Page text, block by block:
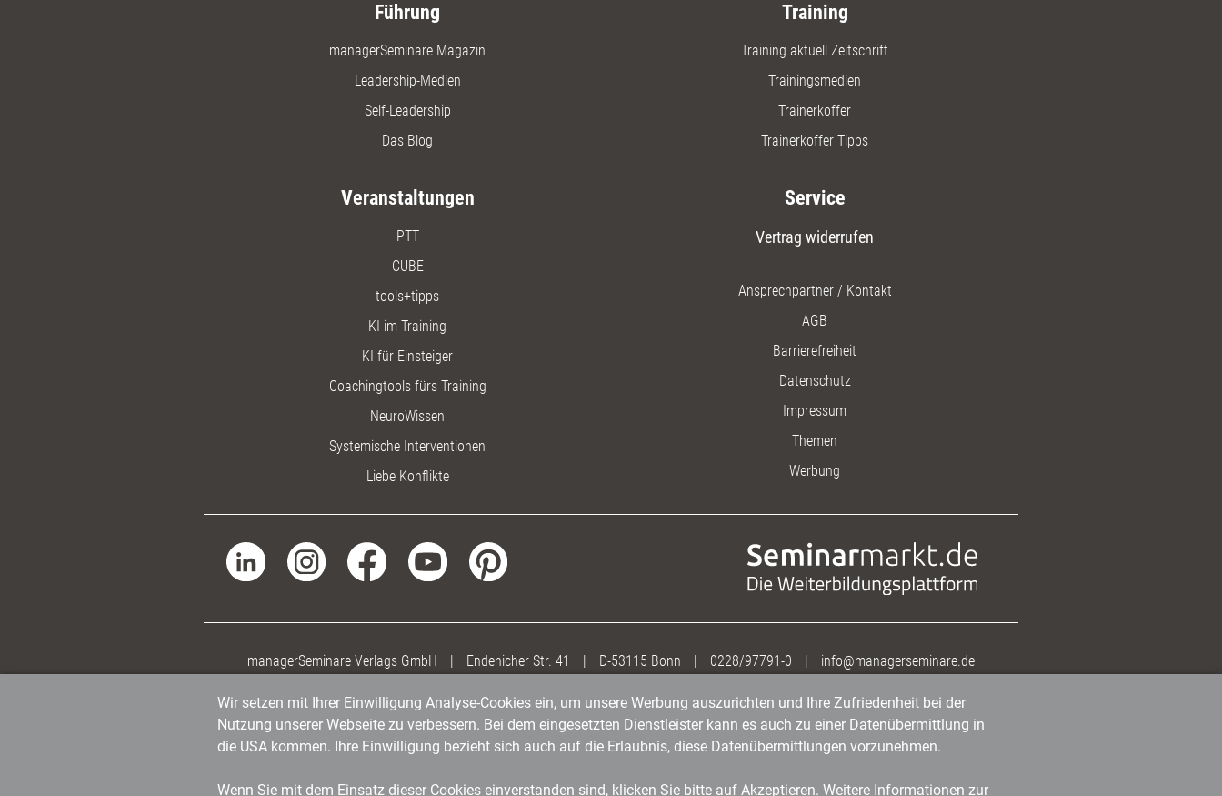
Führung
managerSeminare Magazin
Leadership-Medien
Self-Leadership
Das Blog
Training
Training aktuell Zeitschrift
Trainingsmedien
Trainerkoffer
Trainerkoffer Tipps
Veranstaltungen
PTT
CUBE
tools+tipps
KI im Training
KI für Einsteiger
Coachingtools fürs Training
NeuroWissen
Systemische Interventionen
Liebe Konflikte
Service
Vertrag widerrufen
Ansprechpartner / Kontakt
AGB
Barrierefreiheit
Datenschutz
Impressum
Themen
Werbung
managerSeminare Verlags GmbH | Endenicher Str. 41 | D-53115 Bonn | 0228/97791-0 | info@managerseminare.de
Wir setzen mit Ihrer Einwilligung Analyse-Cookies ein, um unsere Werbung auszurichten und Ihre Zufriedenheit bei der
Nutzung unserer Webseite zu verbessern. Bei dem eingesetzten Dienstleister kann es auch zu einer Datenübermittlung in
die USA kommen. Ihre Einwilligung bezieht sich auch auf die Erlaubnis, diese Datenübermittlungen vorzunehmen.
Wenn Sie mit dem Einsatz dieser Cookies einverstanden sind, klicken Sie bitte auf Akzeptieren. Weitere Informationen zur